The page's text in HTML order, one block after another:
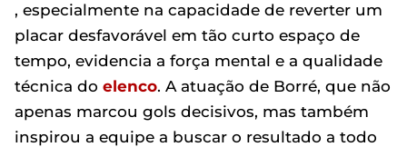
, especialmente na capacidade de reverter um
placar desfavorável em tão curto espaço de
tempo, evidencia a força mental e a qualidade
técnica do elenco. A atuação de Borré, que não
apenas marcou gols decisivos, mas também
inspirou a equipe a buscar o resultado a todo